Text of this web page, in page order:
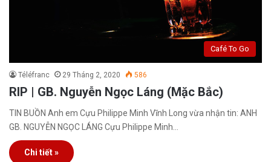
Café To Go
Téléfranc 29 Tháng 2, 2020 586
RIP | GB. Nguyễn Ngọc Láng (Mặc Bắc)
TIN BUỒN Anh em Cựu Philippe Minh Vĩnh Long vừa nhận tin: ANH
GB. NGUYỄN NGỌC LÁNG Cựu Philippe Minh…
Chi tiết »